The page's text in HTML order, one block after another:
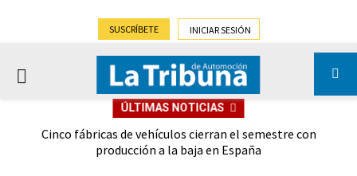
SUSCRÍBETE INICIAR SESIÓN
PRIMARY
ÚLTIMAS NOTICIAS
Cinco fábricas de vehículos cierran el semestre con
producción a la baja en España